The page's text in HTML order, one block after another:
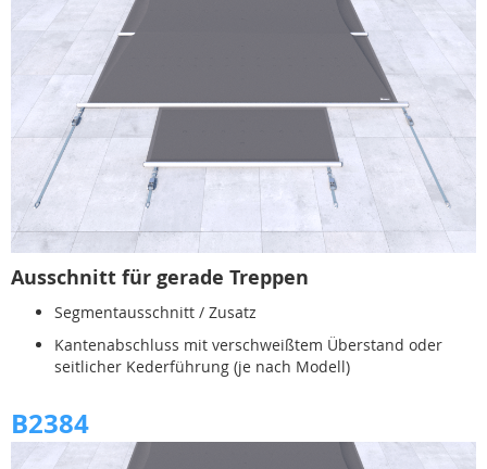
Ausschnitt für gerade Treppen
Segmentausschnitt / Zusatz
Kantenabschluss mit verschweißtem Überstand oder
seitlicher Kederführung (je nach Modell)
B2384